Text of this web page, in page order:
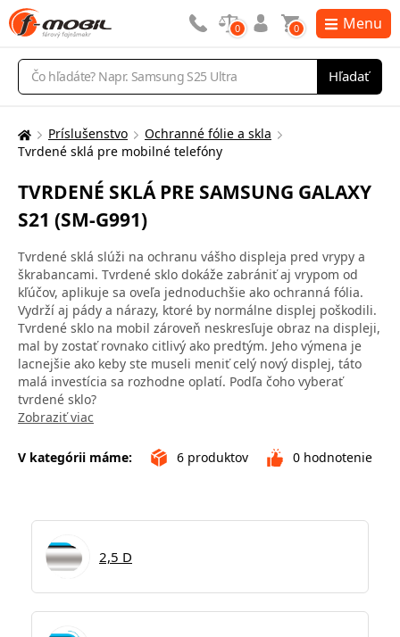
Vyhľadávanie
Hľadať
0 0 Menu
Tu
nachádzate:
Príslušenstvo
Ochranné fólie a skla
Tvrdené sklá pre mobilné telefóny
TVRDENÉ SKLÁ PRE SAMSUNG GALAXY
S21 (SM-G991)
Tvrdené sklá slúži na ochranu vášho displeja pred vrypy a
škrabancami. Tvrdené sklo dokáže zabrániť aj vrypom od
kľúčov, aplikuje sa oveľa jednoduchšie ako ochranná fólia.
Vydrží aj pády a nárazy, ktoré by normálne displej poškodili.
Tvrdené sklo na mobil zároveň neskresľuje obraz na displeji,
mal by zostať rovnako citlivý ako predtým. Jeho výmena je
lacnejšie ako keby ste museli meniť celý nový displej, táto
malá investícia sa rozhodne oplatí. Podľa čoho vyberať
tvrdené sklo?
Zobraziť viac
V kategórii máme: 6 produktov 0 hodnotenie
2,5 D